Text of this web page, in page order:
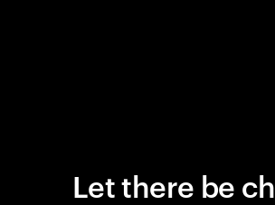
Let there be